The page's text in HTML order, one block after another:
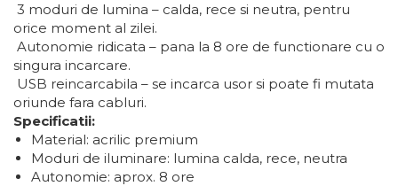
3 moduri de lumina – calda, rece si neutra, pentru
orice moment al zilei.
Autonomie ridicata – pana la 8 ore de functionare cu o
singura incarcare.
USB reincarcabila – se incarca usor si poate fi mutata
oriunde fara cabluri.
Specificatii:
Material: acrilic premium
Moduri de iluminare: lumina calda, rece, neutra
Autonomie: aprox. 8 ore